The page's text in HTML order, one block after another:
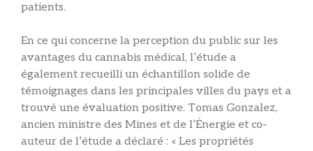
patients.
En ce qui concerne la perception du public sur les
avantages du cannabis médical, l’étude a
également recueilli un échantillon solide de
témoignages dans les principales villes du pays et a
trouvé une évaluation positive. Tomas Gonzalez,
ancien ministre des Mines et de l’Énergie et co-
auteur de l’étude a déclaré : « Les propriétés